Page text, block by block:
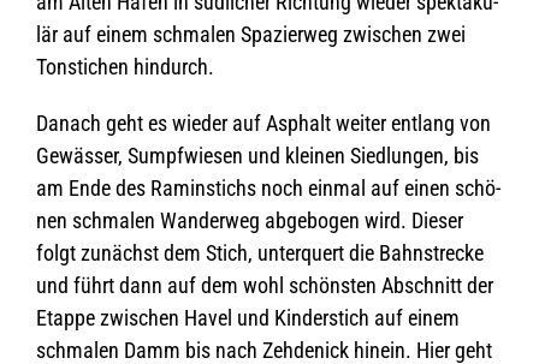
lär auf einem schma­len Spa­zier­weg zwi­schen zwei
Ton­sti­chen hindurch.
Danach geht es wie­der auf Asphalt wei­ter ent­lang von
Gewäs­ser, Sumpf­wie­sen und klei­nen Sied­lun­gen, bis
am Ende des Ramin­stichs noch ein­mal auf einen schö­
nen schma­len Wan­der­weg abge­bo­gen wird. Die­ser
folgt zunächst dem Stich, unter­quert die Bahn­stre­cke
und führt dann auf dem wohl schöns­ten Abschnitt der
Etappe zwi­schen Havel und Kin­der­stich auf einem
schma­len Damm bis nach Zeh­de­nick hin­ein. Hier geht